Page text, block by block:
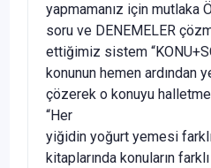
yapmamanız için mutlaka
soru ve DENEMELER
ettiğimiz sistem
konunun hemen ardından
çözerek o konuyu
“Her
yiğidin yoğurt yemesi
kitaplarında konuların